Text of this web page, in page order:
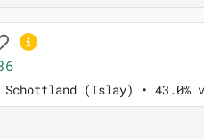
(Islay) • 43.0%